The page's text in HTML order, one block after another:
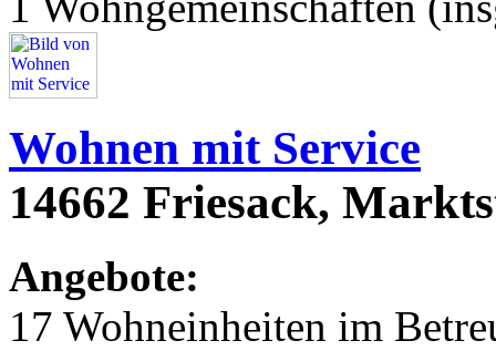
Wohnen mit Service
14662 Friesack,
Angebote:
17 Wohneinheiten im